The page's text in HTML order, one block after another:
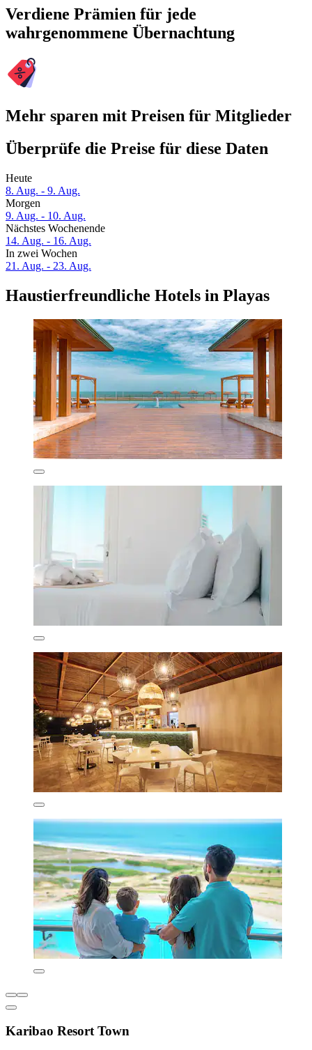
Verdiene Prämien für jede
wahrgenommene Übernachtung
Mehr sparen mit Preisen für Mitglieder
Überprüfe die Preise für diese Daten
Heute
8. Aug. - 9. Aug.
Morgen
9. Aug. - 10. Aug.
Nächstes Wochenende
14. Aug. - 16. Aug.
In zwei Wochen
21. Aug. - 23. Aug.
Haustierfreundliche Hotels in Playas
Karibao Resort Town